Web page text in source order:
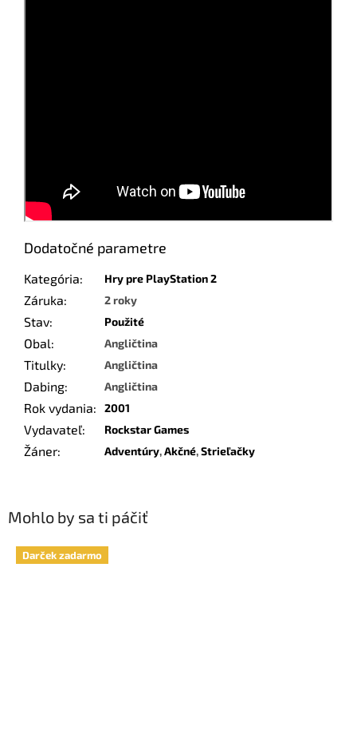
Mohlo by sa ti páčiť
Darček zadarmo
Dodatočné parametre
Kategória: Hry pre PlayStation 2
Záruka: 2 roky
Stav: Použité
Obal: Angličtina
Titulky: Angličtina
Dabing: Angličtina
Rok vydania: 2001
Vydavateľ: Rockstar Games
Žáner: Adventúry,Akčné,Strieľačky